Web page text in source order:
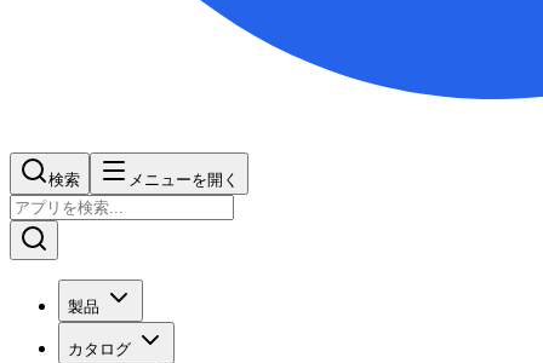
検索 メニューを開く
製品
カタログ